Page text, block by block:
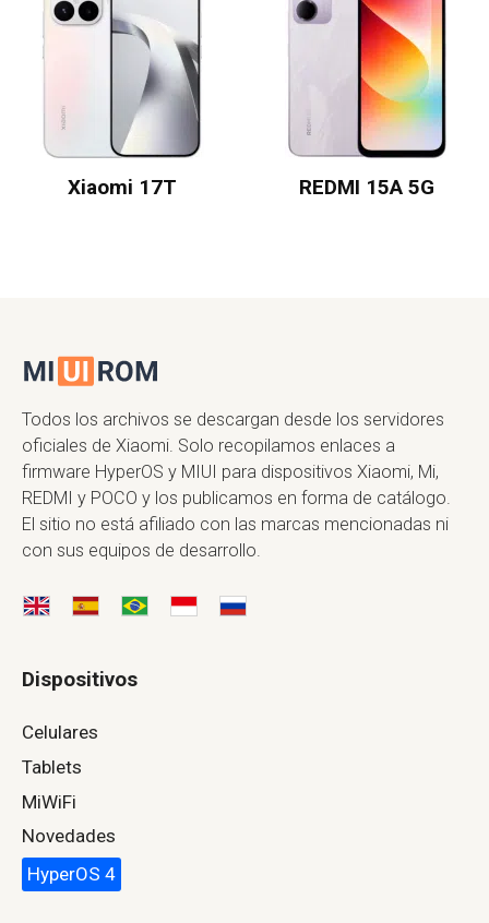
Xiaomi 17T REDMI 15A 5G
Todos los archivos se descargan desde los servidores
oficiales de Xiaomi. Solo recopilamos enlaces a
firmware HyperOS y MIUI para dispositivos Xiaomi, Mi,
REDMI y POCO y los publicamos en forma de catálogo.
El sitio no está afiliado con las marcas mencionadas ni
con sus equipos de desarrollo.
Dispositivos
Celulares
Tablets
MiWiFi
Novedades
HyperOS 4